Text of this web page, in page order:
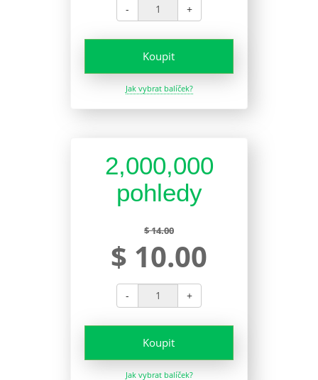
- +
Koupit
Jak vybrat balíček?
2,000,000
pohledy
$ 14.00
$ 10.00
- +
Koupit
Jak vybrat balíček?